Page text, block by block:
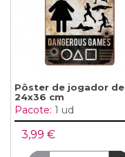
Pôster de jogador de
24x36 cm
Pacote: 1 ud
3,99 €